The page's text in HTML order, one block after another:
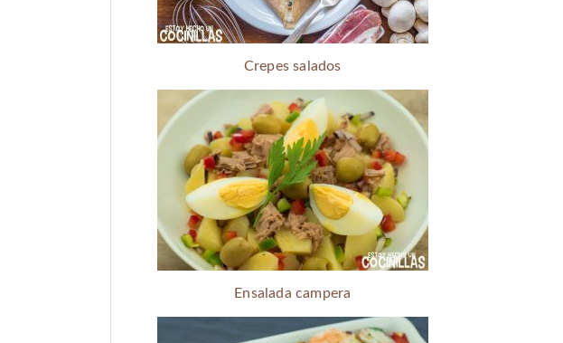
Crepes salados
Ensalada campera